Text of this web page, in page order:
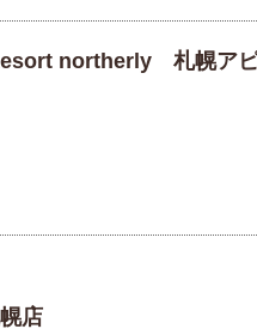
northerly 札幌ア
店